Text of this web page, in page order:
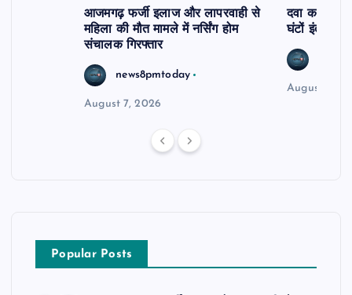
आजमगढ़ फर्जी इलाज और लापरवाही से
महिला की मौत मामले में नर्सिंग होम
संचालक गिरफ्तार
news8pmtoday
August 7, 2026
दवा कक्ष में
घंटों इंतजार
August 6,
Popular Posts